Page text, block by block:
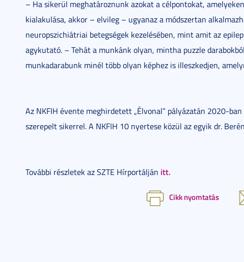
– Ha sikerül meghatároznunk azokat a célpontokat,
kialakulása, akkor – elvileg – ugyanaz a módszertan
neuropszichiátriai betegségek kezelésében, mint amit az
agykutató. – Tehát a munkánk olyan, mintha puzzle
munkadarabunk minél több olyan képhez is illeszkedjen,
Az NKFIH évente meghirdetett „Élvonal” pályázatán 2020-
szerepelt sikerrel. A NKFIH 10 nyertese közül az egyik dr.
További részletek az SZTE Hírportálján itt.
Cikk nyomtatás